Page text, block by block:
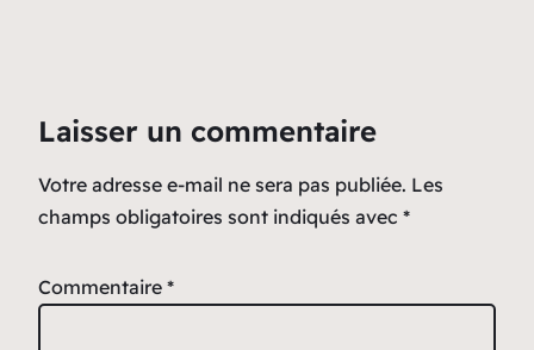
Laisser un commentaire
Votre adresse e-mail ne sera pas publiée. Les
champs obligatoires sont indiqués avec *
Commentaire *